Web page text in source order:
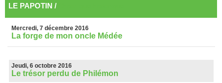
LE PAPOTIN /
Mercredi, 7 décembre 2016
La forge de mon oncle Médée
Jeudi, 6 octobre 2016
Le trésor perdu de Philémon